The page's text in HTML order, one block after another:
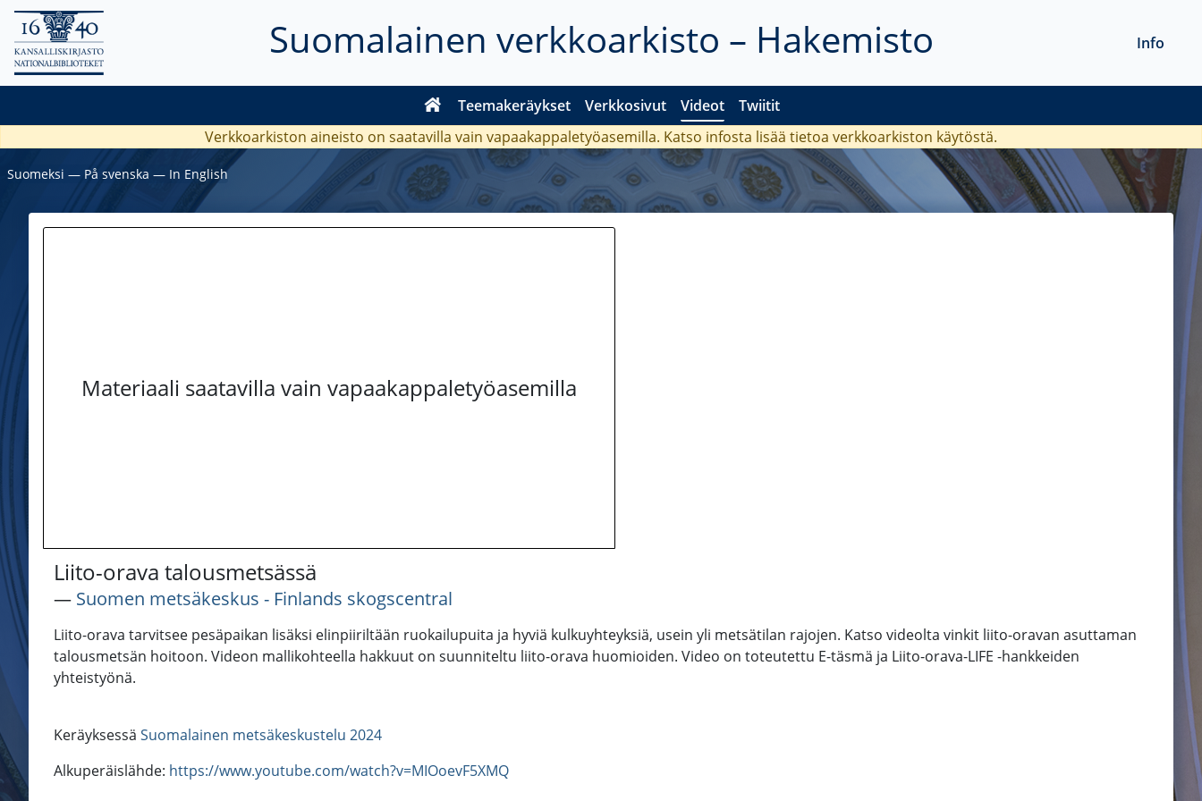
Suomalainen verkkoarkisto – Hakemisto
Teemakeräykset Verkkosivut Videot Twiitit
Info
Verkkoarkiston aineisto on saatavilla vain vapaakappaletyöasemilla. Katso infosta lisää tietoa verkkoarkiston käytöstä.
Suomeksi ― På svenska ― In English
Materiaali saatavilla vain vapaakappaletyöasemilla
Liito-orava talousmetsässä
― Suomen metsäkeskus - Finlands skogscentral
Liito-orava tarvitsee pesäpaikan lisäksi elinpiiriltään ruokailupuita ja hyviä kulkuyhteyksiä, usein yli metsätilan rajojen. Katso videolta vinkit liito-oravan asuttaman
talousmetsän hoitoon. Videon mallikohteella hakkuut on suunniteltu liito-orava huomioiden. Video on toteutettu E-täsmä ja Liito-orava-LIFE -hankkeiden
yhteistyönä.
Keräyksessä Suomalainen metsäkeskustelu 2024
Alkuperäislähde: https://www.youtube.com/watch?v=MIOoevF5XMQ